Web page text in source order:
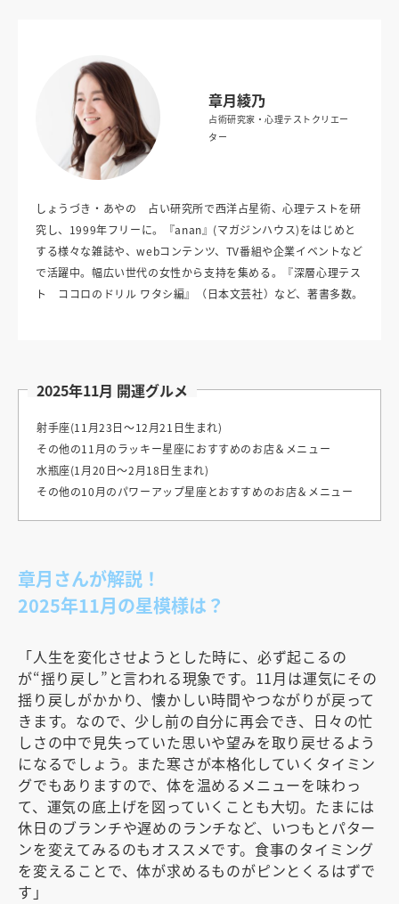
章月綾乃
占術研究家・心理テストクリエー
ター
しょうづき・あやの 占い研究所で西洋占星術、心理テストを研
究し、1999年フリーに。『anan』(マガジンハウス)をはじめと
する様々な雑誌や、webコンテンツ、TV番組や企業イベントなど
で活躍中。幅広い世代の女性から支持を集める。『深層心理テス
ト ココロのドリル ワタシ編』（日本文芸社）など、著書多数。
2025年11月 開運グルメ
射手座(11月23日〜12月21日生まれ)
その他の11月のラッキー星座におすすめのお店＆メニュー
水瓶座(1月20日〜2月18日生まれ)
その他の10月のパワーアップ星座とおすすめのお店＆メニュー
章月さんが解説！
2025年11月の星模様は？
「人生を変化させようとした時に、必ず起こるの
が“揺り戻し”と言われる現象です。11月は運気にその
揺り戻しがかかり、懐かしい時間やつながりが戻って
きます。なので、少し前の自分に再会でき、日々の忙
しさの中で見失っていた思いや望みを取り戻せるよう
になるでしょう。また寒さが本格化していくタイミン
グでもありますので、体を温めるメニューを味わっ
て、運気の底上げを図っていくことも大切。たまには
休日のブランチや遅めのランチなど、いつもとパター
ンを変えてみるのもオススメです。食事のタイミング
を変えることで、体が求めるものがピンとくるはずで
す」